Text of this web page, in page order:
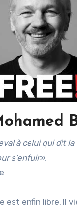
s’enfuir».
est enfin libre. Il